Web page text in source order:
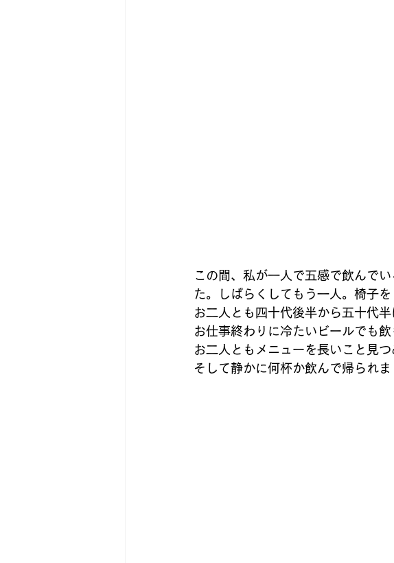
この間、私が一人で五感で飲んで
た。しばらくしてもう一人。椅子
お二人とも四十代後半から五十代半
お仕事終わりに冷たいビールでも飲
お二人ともメニューを長いこと見
そして静かに何杯か飲んで帰られま